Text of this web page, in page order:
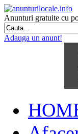
Anunturi gratuite cu
Adauga un anunt!